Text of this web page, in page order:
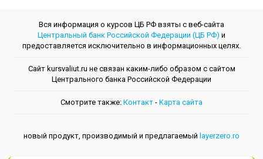
Вся информация о курсов ЦБ РФ взяты с веб-сайта
Центральный банк Российской Федерации (ЦБ РФ) и
предоставляется исключительно в информационных целях.
Сайт kursvaliut.ru не связан каким-либо образом с сайтом
Центрального банкa Российской Федерации
Смотрите также: Контакт - Kарта сайта
новый продукт, производимый и предлагаемый layerzero.ro